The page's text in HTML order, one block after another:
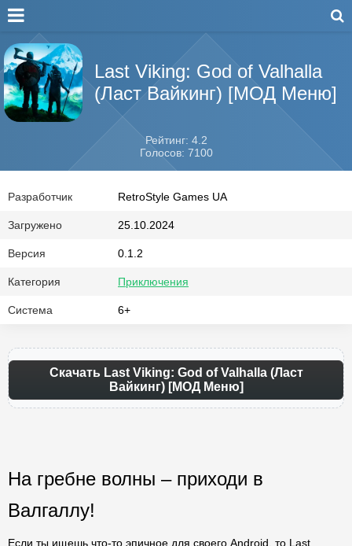
Last Viking: God of Valhalla
(Ласт Вайкинг) [МОД Меню]
Рейтинг: 4.2
Голосов: 7100
Разработчик RetroStyle Games UA
Загружено 25.10.2024
Версия 0.1.2
Категория Приключения
Система 6+
Скачать Last Viking: God of Valhalla (Ласт
Вайкинг) [МОД Меню]
На гребне волны – приходи в
Валгаллу!
Если ты ищешь что-то эпичное для своего Android, то Last